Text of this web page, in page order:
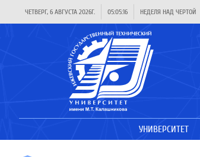
ЧЕТВЕРГ, 6 АВГУСТА 2026Г. 05:05:16 НЕДЕЛЯ НАД ЧЕРТОЙ
УНИВЕРСИТЕТ